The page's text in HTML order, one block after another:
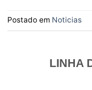
Postado em Noticias
LINHA